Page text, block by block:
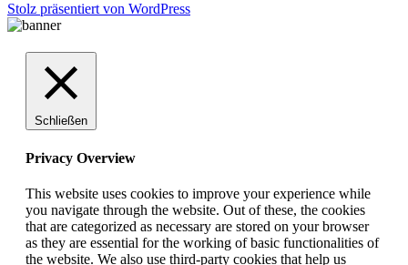
Stolz präsentiert von WordPress
Schließen
Privacy Overview
This website uses cookies to improve your experience while
you navigate through the website. Out of these, the cookies
that are categorized as necessary are stored on your browser
as they are essential for the working of basic functionalities of
the website. We also use third-party cookies that help us